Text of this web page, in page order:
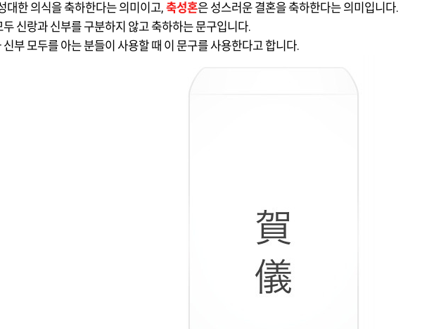
대한 의식을 축하한다는 의미이고, 축성혼은 성스러운 결혼을 축하한다는 의미입니다.
두 신랑과 신부를 구분하지 않고 축하하는 문구입니다.
신부 모두를 아는 분들이 사용할 때 이 문구를 사용한다고 합니다.